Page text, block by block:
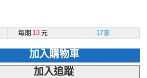
每期 13 元 17家
加入購物車
加入追蹤